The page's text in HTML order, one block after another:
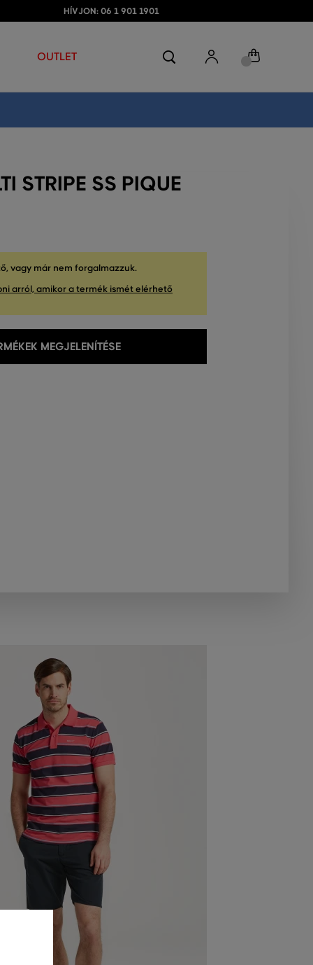
HÍVJON: 06 1 901 1901
OUTLET
STRIPE SS PIQUE
vagy már nem forgalmazzuk.
arról, amikor a termék ismét elérhető
MEGJELENÍTÉSE